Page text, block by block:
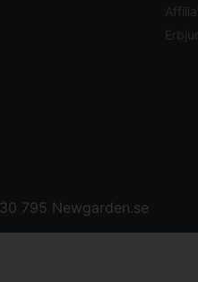
795 Newgarden.se